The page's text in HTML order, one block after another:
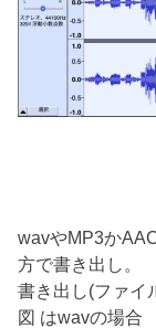
wavやMP3か
方で書き出し。
書き出し(ファ
図 はwavの場合